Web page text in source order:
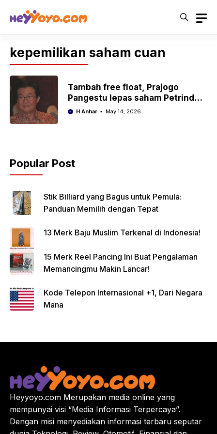
kepemilikan saham cuan
Tambah free float, Prajogo
Pangestu lepas saham Petrindo
(CUAN) Rp1 triliun
H Anhar May 14, 2026
Popular Post
Stik Billiard yang Bagus untuk Pemula:
Panduan Memilih dengan Tepat
13 Merk Baju Muslim Terkenal di Indonesia!
15 Merk Reel Pancing Ini Buat Pengalaman
Memancingmu Makin Lancar!
Kode Telepon Internasional +1, Dari Negara
Mana
Heyyoyo.com Merupakan media online yang
mempunyai visi “Media Informasi Terpercaya”.
Dengan misi menyediakan informasi terbaru seputar